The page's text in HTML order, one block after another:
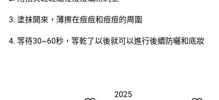
塗抹開來，薄擦在痘痘和痘痘的周圍
等待30~60秒，等乾了以後就可以進行後續防曬和底妝
2025